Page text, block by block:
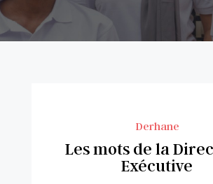
Derhane
Les mots de la
Exécutive